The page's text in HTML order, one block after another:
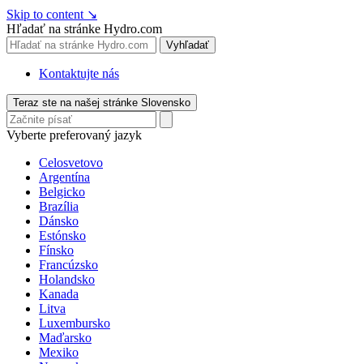
Skip to content ↘
Hľadať na stránke Hydro.com
Vyhľadať
Kontaktujte nás
Teraz ste na našej stránke Slovensko
Vyberte preferovaný jazyk
Celosvetovo
Argentína
Belgicko
Brazília
Dánsko
Estónsko
Fínsko
Francúzsko
Holandsko
Kanada
Litva
Luxembursko
Maďarsko
Mexiko